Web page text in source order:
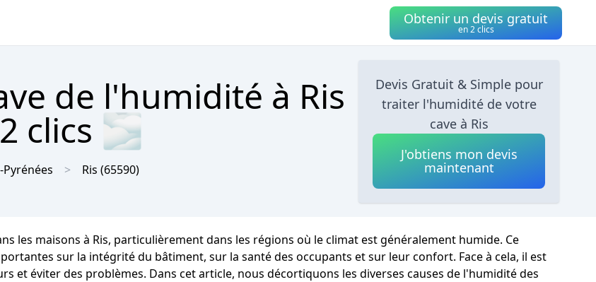
Obtenir un devis gratuit
en 2 clics
de l'humidité à Ris
clics 🌫
Ris (65590)
Devis Gratuit & Simple pour
traiter l'humidité de votre
cave à Ris
J'obtiens mon devis
maintenant
les maisons à Ris, particulièrement dans les régions où le climat est généralement humide. Ce
sur la intégrité du bâtiment, sur la santé des occupants et sur leur confort. Face à cela, il est
et éviter des problèmes. Dans cet article, nous décortiquons les diverses causes de l'humidité des